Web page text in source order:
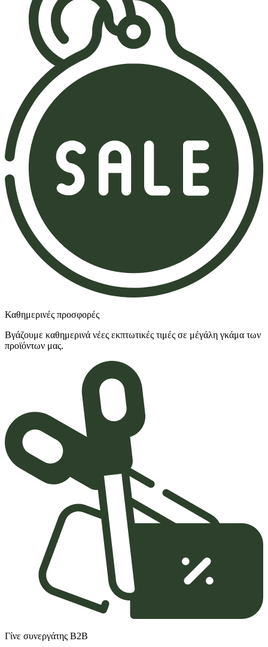
Καθημερινές προσφορές
Βγάζουμε καθημερινά νέες εκπτωτικές τιμές σε μέγάλη γκάμα των
προϊόντων μας.
Γίνε συνεργάτης Β2Β